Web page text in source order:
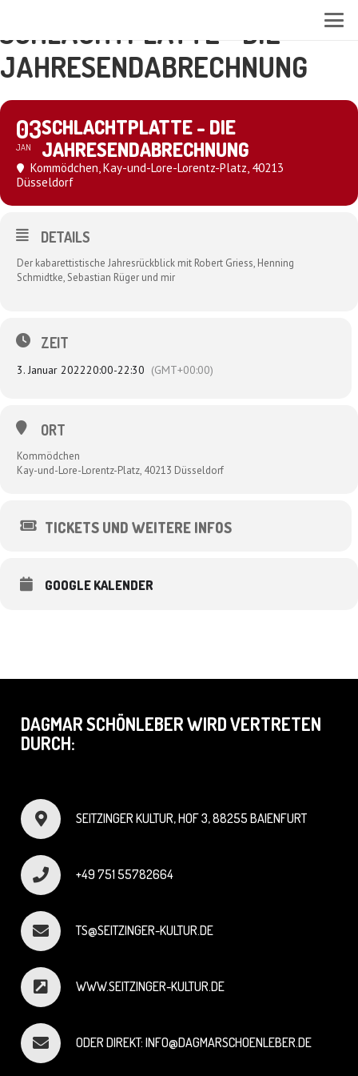
SCHLACHTPLATTE - DIE
JAHRESENDABRECHNUNG
03
JAN
SCHLACHTPLATTE - DIE
JAHRESENDABRECHNUNG
Kommödchen, Kay-und-Lore-Lorentz-Platz, 40213
Düsseldorf
DETAILS
Der kabarettistische Jahresrückblick mit Robert Griess, Henning
Schmidtke, Sebastian Rüger und mir
ZEIT
3. Januar 202220:00-22:30 (GMT+00:00)
ORT
Kommödchen
Kay-und-Lore-Lorentz-Platz, 40213 Düsseldorf
TICKETS UND WEITERE INFOS
GOOGLE KALENDER
DAGMAR SCHÖNLEBER WIRD VERTRETEN
DURCH:
SEITZINGER KULTUR, HOF 3, 88255 BAIENFURT
+49 751 55782664
TS@SEITZINGER-KULTUR.DE
WWW.SEITZINGER-KULTUR.DE
ODER DIREKT: INFO@DAGMARSCHOENLEBER.DE